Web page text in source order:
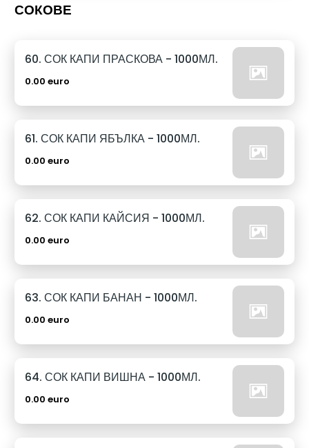
СОКОВЕ
60. СОК КАПИ ПРАСКОВА - 1000МЛ.
0.00 euro
61. СОК КАПИ ЯБЪЛКА - 1000МЛ.
0.00 euro
62. СОК КАПИ КАЙСИЯ - 1000МЛ.
0.00 euro
63. СОК КАПИ БАНАН - 1000МЛ.
0.00 euro
64. СОК КАПИ ВИШНА - 1000МЛ.
0.00 euro